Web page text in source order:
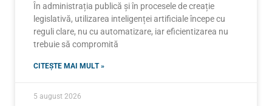
În administrația publică și în procesele de creație
legislativă, utilizarea inteligenței artificiale începe cu
reguli clare, nu cu automatizare, iar eficientizarea nu
trebuie să compromită
CITEȘTE MAI MULT »
5 august 2026